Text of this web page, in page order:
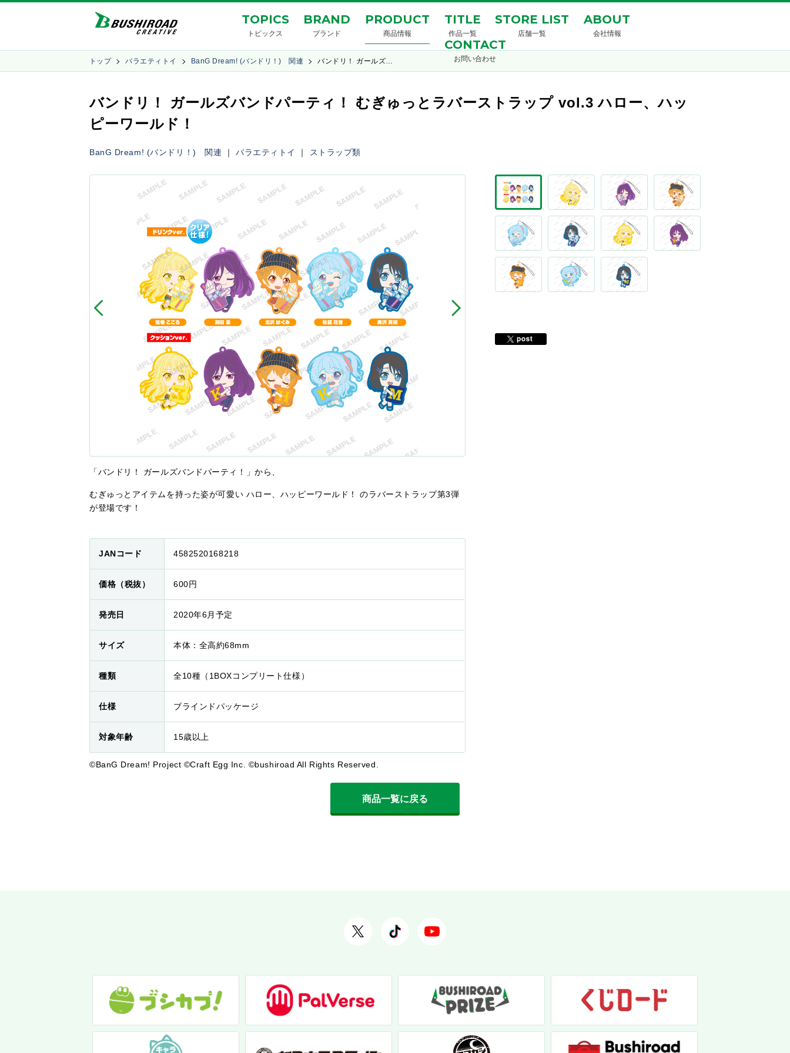
TOPICS
トピックス
BRAND
ブランド
PRODUCT
商品情報
TITLE
作品一覧
STORE LIST
店舗一覧
ABOUT
会社情報
CONTACT
お問い合わせ
トップ バラエティトイ BanG Dream! (バンドリ！) 関連 バンドリ！ ガールズ…
バンドリ！ ガールズバンドパーティ！ むぎゅっとラバーストラップ vol.3 ハロー、ハッ
ピーワールド！
BanG Dream! (バンドリ！) 関連 ｜バラエティトイ ｜ ストラップ類
「バンドリ！ ガールズバンドパーティ！」から、
むぎゅっとアイテムを持った姿が可愛い ハロー、ハッピーワールド！ のラバーストラップ第3弾
が登場です！
JANコード 4582520168218
価格（税抜） 600円
発売日 2020年6月予定
サイズ 本体：全高約68mm
種類 全10種（1BOXコンプリート仕様）
仕様 ブラインドパッケージ
対象年齢 15歳以上
©BanG Dream! Project ©Craft Egg Inc. ©bushiroad All Rights Reserved.
商品一覧に戻る